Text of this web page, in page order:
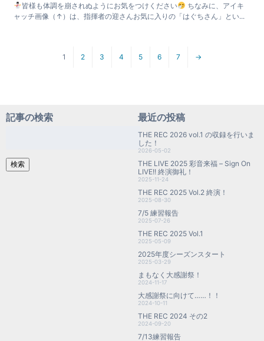
皆様も体調を崩されぬようにお気をつけください
ちなみに、アイキ
ャッチ画像（↑）は、指揮者の迎さんお気に入りの「はぐちさん」とい...
1 2 3 4 5 6 7 →
記事の検索
検索
最近の投稿
THE REC 2026 vol.1 の収録を行いま
した！
2026-05-02
THE LIVE 2025 彩音来福 – Sign On
LIVE!! 終演御礼！
2025-11-24
THE REC 2025 Vol.2 終演！
2025-08-30
7/5 練習報告
2025-07-26
THE REC 2025 Vol.1
2025-05-09
2025年度シーズンスタート
2025-03-29
まもなく大感謝祭！
2024-11-17
大感謝祭に向けて……！！
2024-10-11
THE REC 2024 その2
2024-09-20
7/13練習報告